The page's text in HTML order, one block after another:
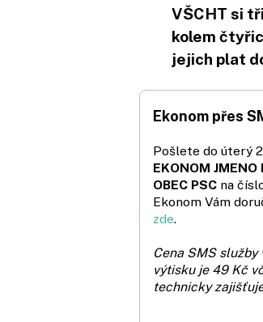
VŠCHT si
kolem
jejich plat
Ekonom přes
Pošlete do úterý
EKONOM JMENO
OBEC PSC na
Ekonom Vám
zde.
Cena SMS
výtisku je 49 Kč
technicky